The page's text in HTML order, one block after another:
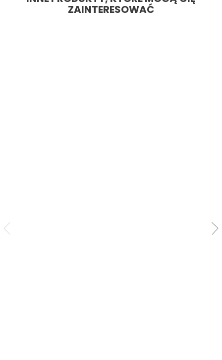
ZAINTERESOWAĆ